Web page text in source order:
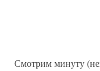
Смотрим минуту